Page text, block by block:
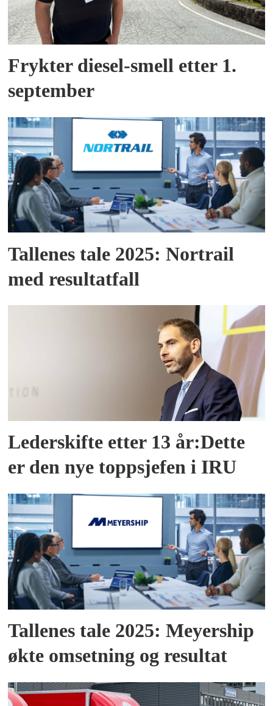
Frykter diesel-smell etter 1.
september
Tallenes tale 2025: Nortrail
med resultatfall
Lederskifte etter 13 år:Dette
er den nye toppsjefen i IRU
Tallenes tale 2025: Meyership
økte omsetning og resultat